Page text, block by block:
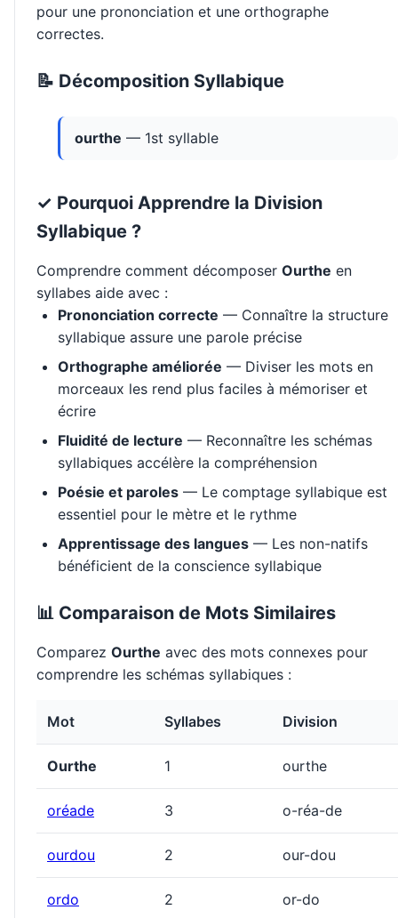
pour une prononciation et une orthographe
correctes.
📝 Décomposition Syllabique
ourthe — 1st syllable
✓ Pourquoi Apprendre la Division
Syllabique ?
Comprendre comment décomposer Ourthe en
syllabes aide avec :
Prononciation correcte — Connaître la structure
syllabique assure une parole précise
Orthographe améliorée — Diviser les mots en
morceaux les rend plus faciles à mémoriser et
écrire
Fluidité de lecture — Reconnaître les schémas
syllabiques accélère la compréhension
Poésie et paroles — Le comptage syllabique est
essentiel pour le mètre et le rythme
Apprentissage des langues — Les non-natifs
bénéficient de la conscience syllabique
📊 Comparaison de Mots Similaires
Comparez Ourthe avec des mots connexes pour
comprendre les schémas syllabiques :
Mot Syllabes Division
Ourthe 1 ourthe
oréade 3 o-réa-de
ourdou 2 our-dou
ordo 2 or-do